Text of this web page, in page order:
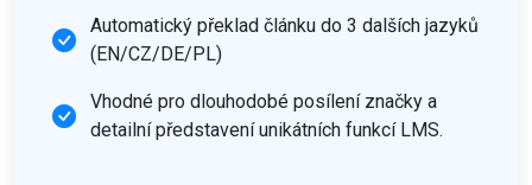
Automatický překlad článku do 3 dalších jazyků
(EN/CZ/DE/PL)
Vhodné pro dlouhodobé posílení značky a
detailní představení unikátních funkcí LMS.